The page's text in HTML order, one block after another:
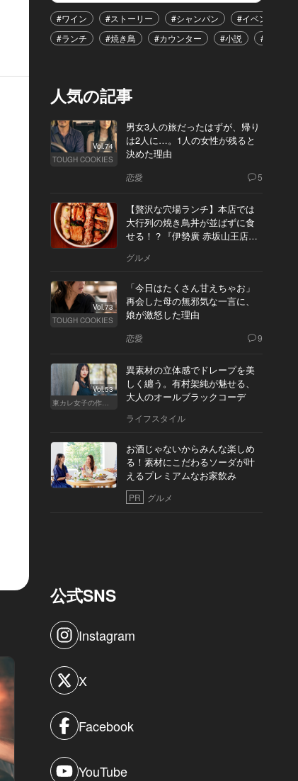
#ワイン #ストーリー #シャンパン #イベント
#ランチ
#焼き鳥 #カウンター #小説 #恋愛
人気の記事
Vol.74
TOUGH COOKIES
男女3人の旅だったはずが、帰り
は2人に…。1人の女性が残ると
決めた理由
恋愛 5
【贅沢な穴場ランチ】本店では
大行列の焼き鳥丼が並ばずに食
せる！？『伊勢廣 赤坂山王店』
グルメ
Vol.73
TOUGH COOKIES
「今日はたくさん甘えちゃお」
再会した母の無邪気な一言に、
娘が激怒した理由
恋愛 9
Vol.53
東カレ女子の作り方
異素材の立体感でドレープを美
しく纏う。有村架純が魅せる、
大人のオールブラックコーデ
ライフスタイル
お酒じゃないからみんな楽しめ
る！素材にこだわるソーダが叶
えるプレミアムなお家飲み
PR グルメ
公式SNS
Instagram
X
Facebook
YouTube